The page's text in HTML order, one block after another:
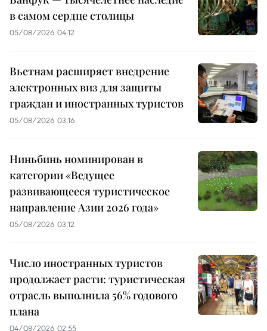
в самом сердце столицы
05/08/2026 04:12
Вьетнам расширяет внедрение
электронных виз для защиты
граждан и иностранных туристов
05/08/2026 03:16
Ниньбинь номинирован в
категории «Ведущее
развивающееся туристическое
направление Азии 2026 года»
05/08/2026 03:12
Число иностранных туристов
продолжает расти: туристическая
отрасль выполнила 56% годового
плана
04/08/2026 02:55